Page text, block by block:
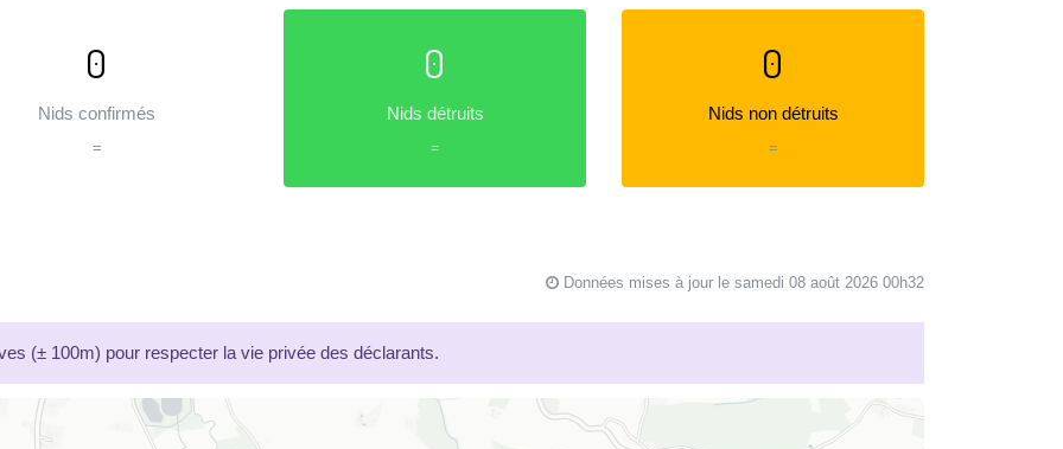
0
Nids confirmés
=
0
Nids détruits
=
0
Nids non détruits
=
Données mises à jour le samedi 08 août 2026 00h32
(± 100m) pour respecter la vie privée des déclarants.